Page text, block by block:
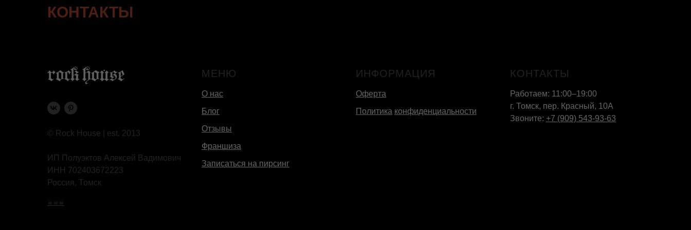
КОНТАКТЫ
© Rock House | est. 2013
ИП Полуэктов Алексей Вадимович
ИНН 702403672223
Россия, Томск
☠☠☠
МЕНЮ
О нас
Блог
Отзывы
Франшиза
Записаться на пирсинг
ИНФОРМАЦИЯ
Оферта
Политика конфиденциальности
КОНТАКТЫ
Работаем: 11:00–19:00
г. Томск, пер. Красный, 10А
Звоните: +7 (909) 543-93-63